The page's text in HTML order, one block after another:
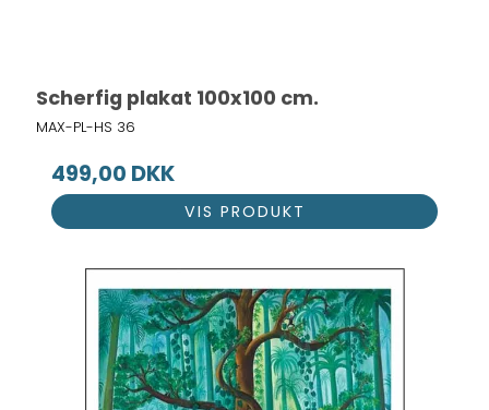
Scherfig plakat 100x100 cm.
MAX-PL-HS 36
499,00 DKK
VIS PRODUKT